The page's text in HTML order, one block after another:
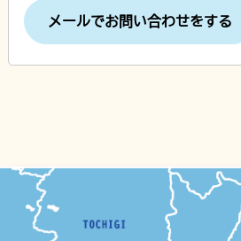
メールでお問い合わせをする